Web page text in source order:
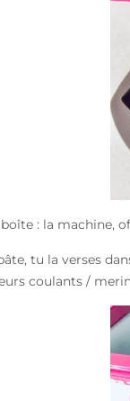
: la machine,
tu la verses
coulants /